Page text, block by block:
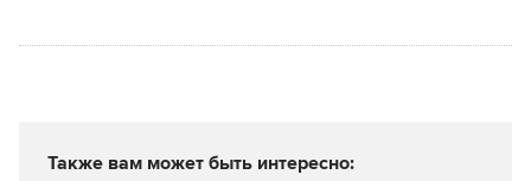
Также вам может быть интересно: